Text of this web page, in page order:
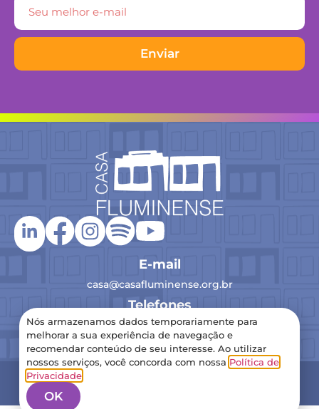
Enviar
E-mail
casa@casafluminense.org.br
Telefones
(21) 2516-0193
2024 Casa Fluminense – Todos os direitos reservados
Nós armazenamos dados temporariamente para
melhorar a sua experiência de navegação e
recomendar conteúdo de seu interesse. Ao utilizar
nossos serviços, você concorda com nossa Política de
Privacidade.
OK